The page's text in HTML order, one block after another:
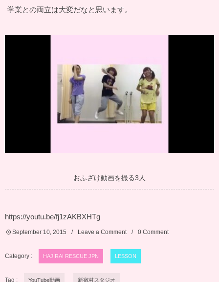
学業との両立は大変だなと思います。
おふざけ動画を撮る3人
https://youtu.be/fj1zAKBXHTg
September 10 ,2015 Leave a Comment 0 Comment
Category : HAJIRAI RESCUE JPN LESSON
Tag : YouTube動画 新宿村スタジオ